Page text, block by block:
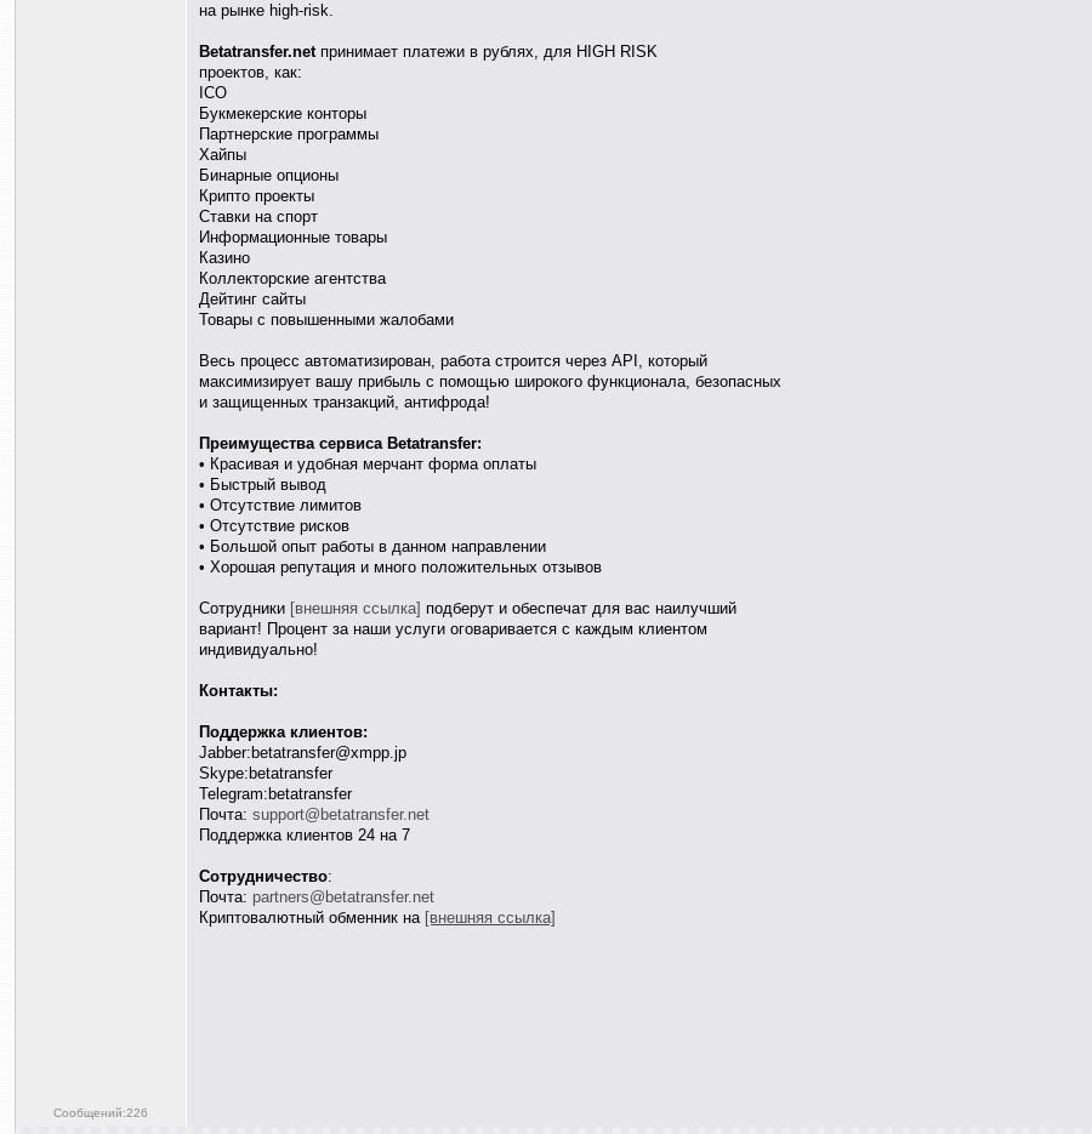
Сообщений:226
на рынке high-risk.
Betatransfer.netпринимает платежи в рублях, для HIGH RISK
проектов, как:
ICO
Букмекерские конторы
Партнерские программы
Хайпы
Бинарные опционы
Крипто проекты
Ставки на спорт
Информационные товары
Казино
Коллекторские агентства
Дейтинг сайты
Товары с повышенными жалобами
Весь процесс автоматизирован, работа строится через API, который
максимизирует вашу прибыль с помощью широкого функционала, безопасных
и защищенных транзакций, антифрода!
Преимущества сервиса Betatransfer:
• Красивая и удобная мерчант форма оплаты
• Быстрый вывод
• Отсутствие лимитов
• Отсутствие рисков
• Большой опыт работы в данном направлении
• Хорошая репутация и много положительных отзывов
Сотрудники [внешняя ссылка] подберут и обеспечат для вас наилучший
вариант! Процент за наши услуги оговаривается с каждым клиентом
индивидуально!
Контакты:
Поддержка клиентов:
Jabber:betatransfer@xmpp.jp
Skype:betatransfer
Telegram:betatransfer
Почта: support@betatransfer.net
Поддержка клиентов 24 на 7
Сотрудничество:
Почта: partners@betatransfer.net
Криптовалютный обменник на [внешняя ссылка]